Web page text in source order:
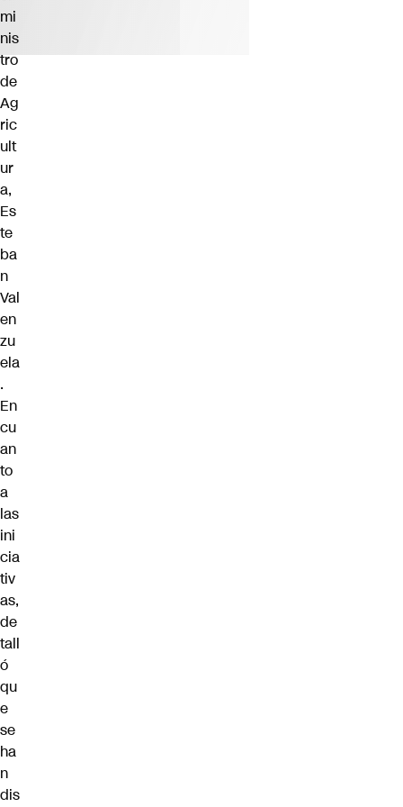
mi
nis
tro
de
Ag
ric
ult
ur
a,
Es
te
ba
n
Val
en
zu
ela
.
En
cu
an
to
a
las
ini
cia
tiv
as,
de
tall
ó
qu
e
se
ha
n
dis